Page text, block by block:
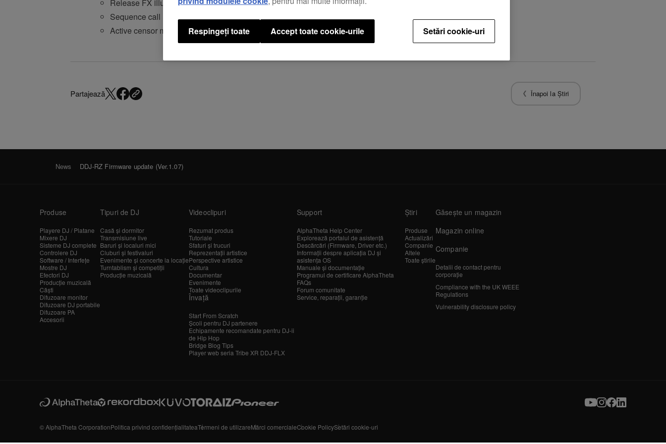
Release FX illumination
Sequence call mode
Active censor mode
Partajează Înapoi la Știri
News DDJ-RZ Firmware update (Ver.1.07)
Produse
Playere DJ / Platane
Mixere DJ
Sisteme DJ complete
Controlere DJ
Software / Interfețe
Mostre DJ
Efectori DJ
Producție muzicală
Căști
Difuzoare monitor
Difuzoare DJ portabile
Difuzoare PA
Accesorii
Tipuri de DJ
Casă și dormitor
Transmisiune live
Baruri și localuri mici
Cluburi și festivaluri
Evenimente și concerte la locație
Turntablism și competiții
Producție muzicală
Videoclipuri
Rezumat produs
Tutoriale
Sfaturi și trucuri
Reprezentații artistice
Perspective artistice
Cultura
Documentar
Evenimente
Toate videoclipurile
Învață
Start From Scratch
Școli pentru DJ partenere
Echipamente recomandate pentru DJ-ii
de Hip Hop
Bridge Blog Tips
Player web seria Tribe XR DDJ-FLX
Support
AlphaTheta Help Center
Explorează portalul de asistență
Descărcări (Firmware, Driver etc.)
Informații despre aplicația DJ și
asistența OS
Manuale și documentație
Programul de certificare AlphaTheta
FAQs
Forum comunitate
Service, reparații, garanție
Știri
Produse
Actualizări
Companie
Altele
Toate știrile
Găsește un magazin
Magazin online
Companie
Detalii de contact pentru
corporație
Compliance with the UK WEEE
Regulations
Vulnerability disclosure policy
© AlphaTheta CorporationPolitica privind confidențialitateaTermeni de utilizareMărci comercialeCookie PolicySetări cookie-uri
Setări cookie-uri
Respingeți toate Accept toate cookie-urile